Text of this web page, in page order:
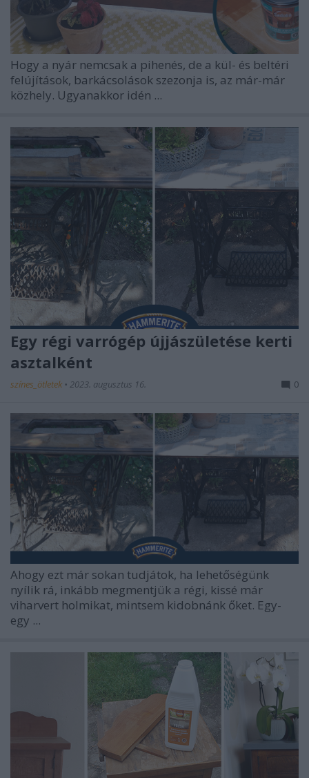
Hogy a nyár nemcsak a pihenés, de a kül- és beltéri
felújítások, barkácsolások szezonja is, az már-már
közhely. Ugyanakkor idén ...
Egy régi varrógép újjászületése kerti
asztalként
színes_ötletek • 2023. augusztus 16. 0
Ahogy ezt már sokan tudjátok, ha lehetőségünk
nyílik rá, inkább megmentjük a régi, kissé már
viharvert holmikat, mintsem kidobnánk őket. Egy-
egy ...